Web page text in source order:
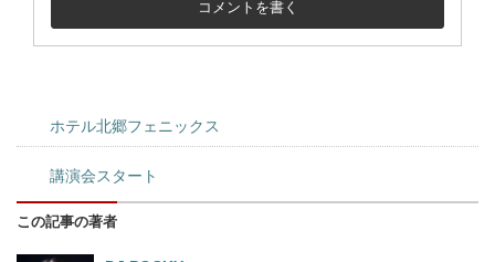
ホテル北郷フェニックス
講演会スタート
この記事の著者